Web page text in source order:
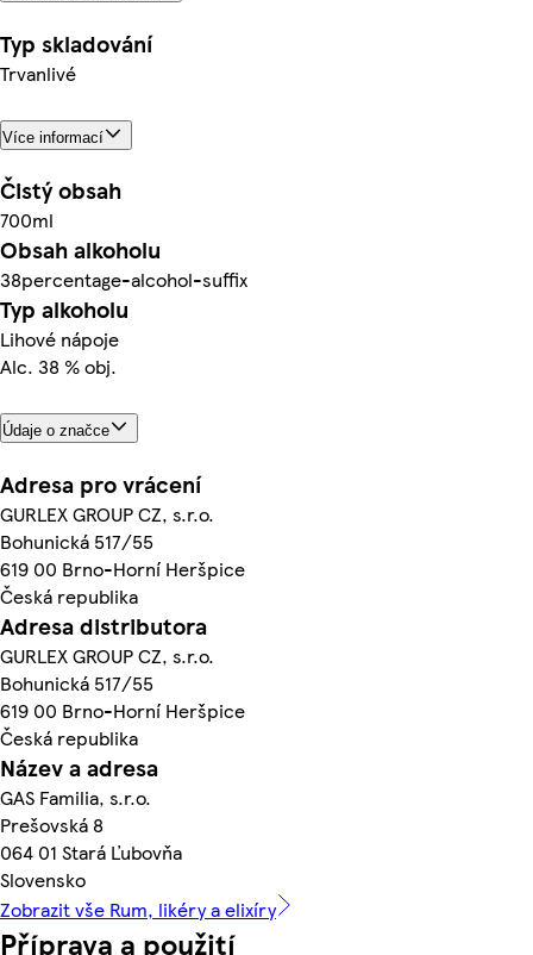
Typ skladování
Trvanlivé
Více informací
Čistý obsah
700ml
Obsah alkoholu
38percentage-alcohol-suffix
Typ alkoholu
Lihové nápoje
Alc. 38 % obj.
Údaje o značce
Adresa pro vrácení
GURLEX GROUP CZ, s.r.o.
Bohunická 517/55
619 00 Brno-Horní Heršpice
Česká republika
Adresa distributora
GURLEX GROUP CZ, s.r.o.
Bohunická 517/55
619 00 Brno-Horní Heršpice
Česká republika
Název a adresa
GAS Familia, s.r.o.
Prešovská 8
064 01 Stará Ľubovňa
Slovensko
Zobrazit vše Rum, likéry a elixíry
Příprava a použití